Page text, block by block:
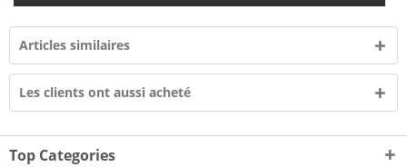
Articles similaires
Les clients ont aussi acheté
Top Categories